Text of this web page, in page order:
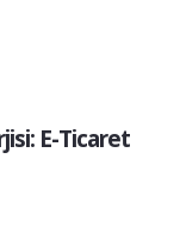
E-Ticaret